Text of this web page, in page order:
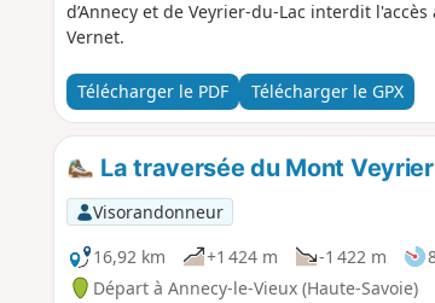
d’Annecy et de Veyrier-du-Lac interdit
Vernet.
Télécharger le PDF Télécharger le GPX
La traversée du Mont Veyrier
Visorandonneur
16,92 km
+1 424 m -1 422 m
Départ à Annecy-le-Vieux (Haute-Savoie)